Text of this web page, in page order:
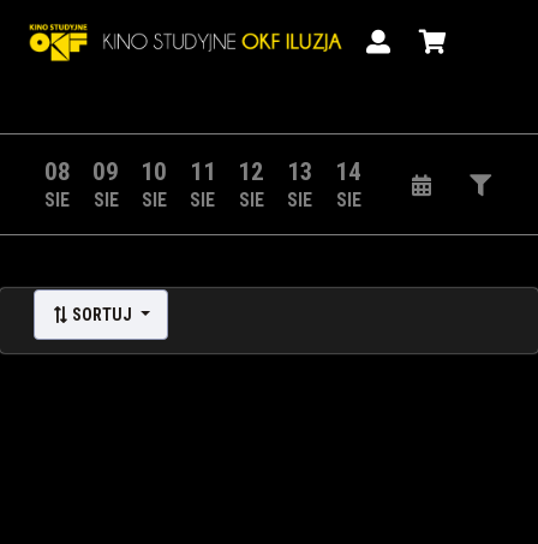
08
SIE
09
SIE
10
SIE
11
SIE
12
SIE
13
SIE
14
SIE
SORTUJ